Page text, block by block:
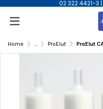
02 322 4421-3 |
Home ... ProElut ProElut